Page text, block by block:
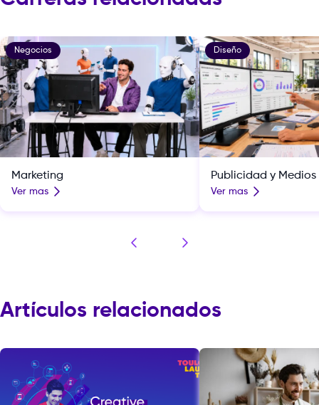
Marketing
Ver mas
Negocios
Publicidad y
Ver mas
Diseño
Artículos relacionados